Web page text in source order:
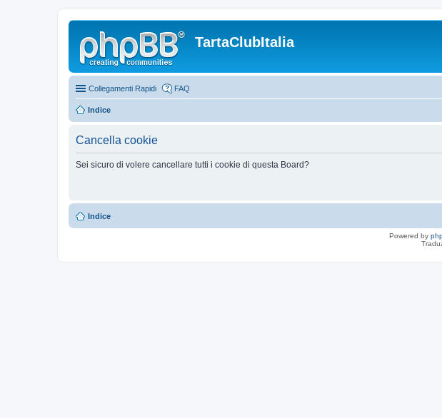
TartaClubItalia
Collegamenti Rapidi FAQ
Indice
Cancella cookie
Sei sicuro di volere cancellare tutti i cookie di questa Board?
Indice
Powered by